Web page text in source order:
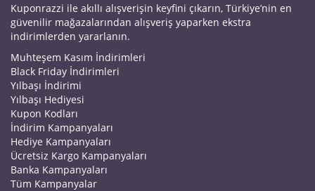
Kuponrazzi ile akıllı alışverişin keyfini çıkarın, Türkiye’nin en
güvenilir mağazalarından alışveriş yaparken ekstra
indirimlerden yararlanın.
Muhteşem Kasım İndirimleri
Black Friday İndirimleri
Yılbaşı İndirimi
Yılbaşı Hediyesi
Kupon Kodları
İndirim Kampanyaları
Hediye Kampanyaları
Ücretsiz Kargo Kampanyaları
Banka Kampanyaları
Tüm Kampanyalar